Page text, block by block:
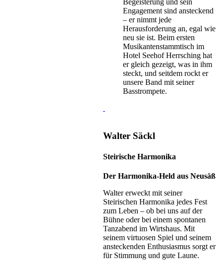
Engagement sind ansteckend
– er nimmt jede
Herausforderung an, egal wie
neu sie ist. Beim ersten
Musikantenstammtisch im
Hotel Seehof Herrsching hat
er gleich gezeigt, was in ihm
steckt, und seitdem rockt er
unsere Band mit seiner
Basstrompete.
Walter Säckl
Steirische Harmonika
Der Harmonika-Held aus Neusäß
Walter erweckt mit seiner
Steirischen Harmonika jedes Fest
zum Leben – ob bei uns auf der
Bühne oder bei einem spontanen
Tanzabend im Wirtshaus. Mit
seinem virtuosen Spiel und seinem
ansteckenden Enthusiasmus sorgt er
für Stimmung und gute Laune.